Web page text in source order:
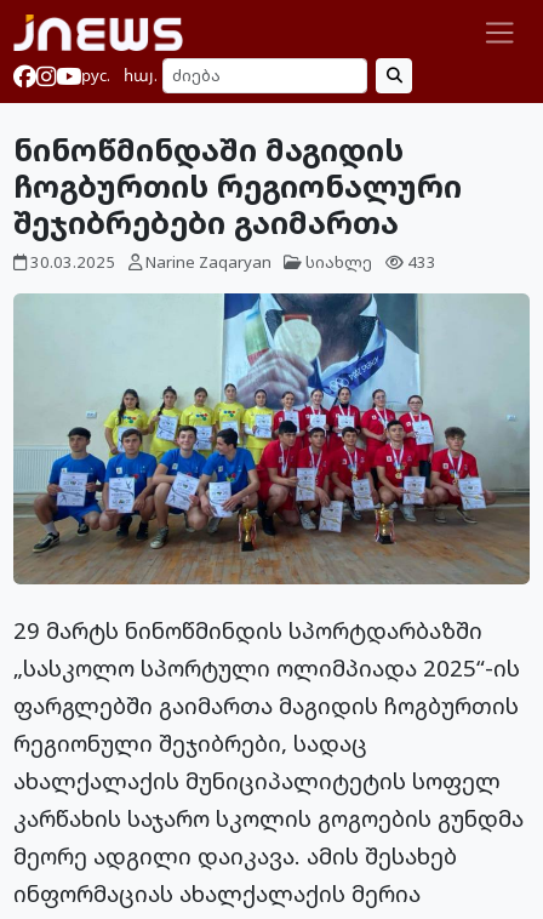
рус. հայ.
ნინოწმინდაში მაგიდის
ჩოგბურთის რეგიონალური
შეჯიბრებები გაიმართა
30.03.2025 Narine Zaqaryan სიახლე 433
29 მარტს ნინოწმინდის სპორტდარბაზში
„სასკოლო სპორტული ოლიმპიადა 2025“-ის
ფარგლებში გაიმართა მაგიდის ჩოგბურთის
რეგიონული შეჯიბრები, სადაც
ახალქალაქის მუნიციპალიტეტის სოფელ
კარწახის საჯარო სკოლის გოგოების გუნდმა
მეორე ადგილი დაიკავა. ამის შესახებ
ინფორმაციას ახალქალაქის მერია